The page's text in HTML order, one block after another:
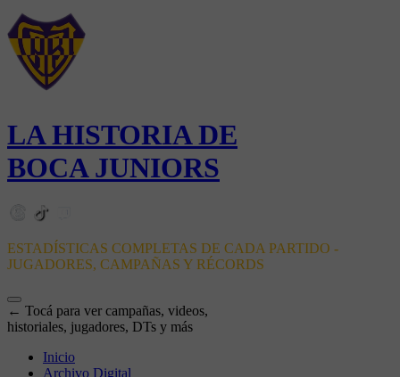
LA HISTORIA DE
BOCA JUNIORS
ESTADÍSTICAS COMPLETAS DE CADA PARTIDO -
JUGADORES, CAMPAÑAS Y RÉCORDS
← Tocá para ver campañas, videos,
historiales, jugadores, DTs y más
Inicio
Archivo Digital